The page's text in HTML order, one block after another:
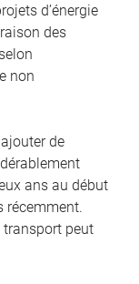
d’énergie
des
non
de
ans au début
récemment.
transport peut